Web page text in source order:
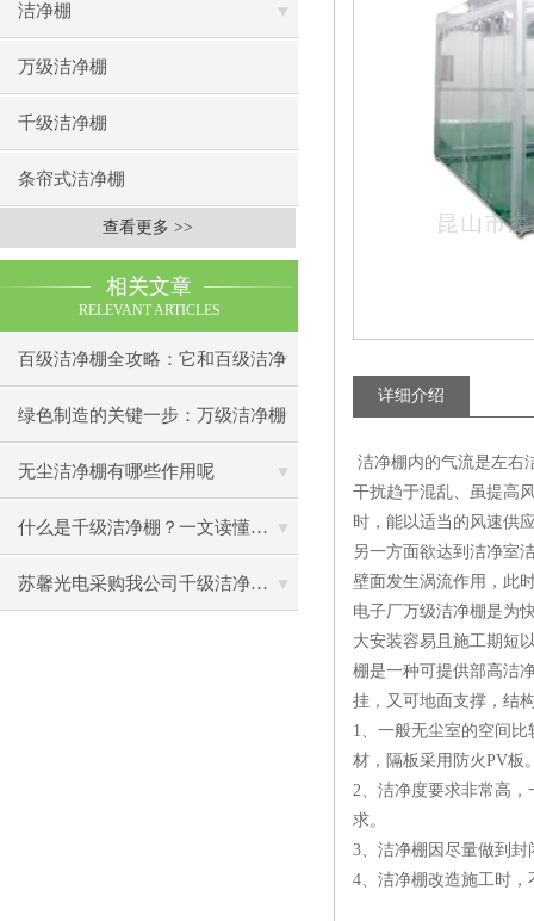
洁净棚
万级洁净棚
千级洁净棚
条帘式洁净棚
查看更多 >>
相关文章
RELEVANT ARTICLES
百级洁净棚全攻略：它和百级洁净
室到底有什么区别？
绿色制造的关键一步：万级洁净棚
助力环保型半导体产业发展
无尘洁净棚有哪些作用呢
什么是千级洁净棚？一文读懂其结构特点与局部净化优势
苏馨光电采购我公司千级洁净棚普通工作台一批（7月07日）已顺利交货
详细介绍
洁净棚内的气流是左右
干扰趋于混乱、虽提高
时，能以适当的风速供
另一方面欲达到洁净室
壁面发生涡流作用，此
电子厂万级洁净棚是为
大安装容易且施工期短
棚是一种可提供部高洁
挂，又可地面支撑，结
1、一般无尘室的空间
材，隔板采用防火PV板
2、洁净度要求非常高
求。
3、洁净棚因尽量做到
4、洁净棚改造施工时